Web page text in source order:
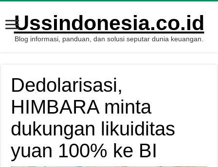
Ussindonesia.co.id
Blog informasi, panduan, dan solusi seputar dunia keuangan.
Dedolarisasi,
HIMBARA minta
dukungan likuiditas
yuan 100% ke BI